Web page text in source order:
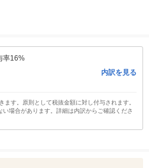
率16%
内訳を見る
す。原則として税抜金額に対し付与されます。
場合があります。詳細は内訳からご確認くださ